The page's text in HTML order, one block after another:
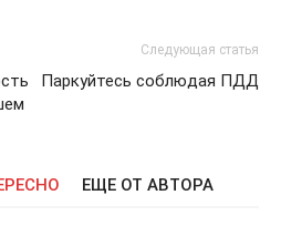
Следующая статья
Паркуйтесь соблюдая ПДД
ЕЩЕ ОТ АВТОРА